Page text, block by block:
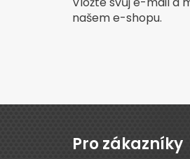
našem e-shopu.
Z
Pro zákazníky